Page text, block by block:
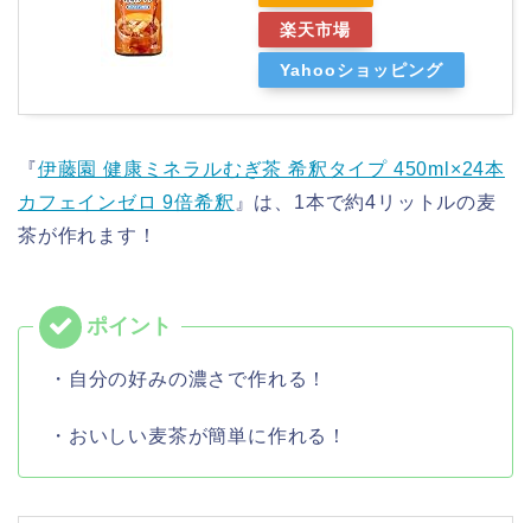
楽天市場
Yahooショッピング
『伊藤園 健康ミネラルむぎ茶 希釈タイプ 450ml×24本
カフェインゼロ 9倍希釈 』は、1本で約4リットルの麦
茶が作れます！
・自分の好みの濃さで作れる！
・おいしい麦茶が簡単に作れる！